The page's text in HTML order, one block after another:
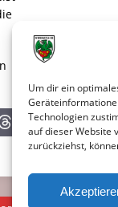
Um dir ein
Technologien
auf dieser Website
zurückziehst,